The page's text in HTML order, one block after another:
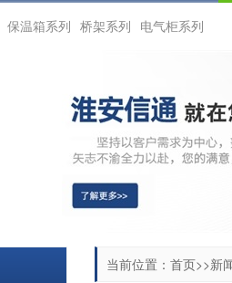
保温箱系列 桥架系列 电气柜系列
当前位置： 首页>>新